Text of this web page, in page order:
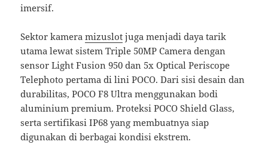
imersif.
Sektor kameramizuslot juga menjadi daya tarik
utama lewat sistem Triple 50MP Camera dengan
sensor Light Fusion 950 dan 5x Optical Periscope
Telephoto pertama di lini POCO. Dari sisi desain dan
durabilitas, POCO F8 Ultra menggunakan bodi
aluminium premium. Proteksi POCO Shield Glass,
serta sertifikasi IP68 yang membuatnya siap
digunakan di berbagai kondisi ekstrem.